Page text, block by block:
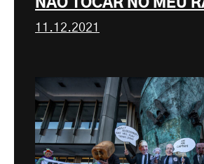
NÃO TOCAR NO MEU
11.12.2021